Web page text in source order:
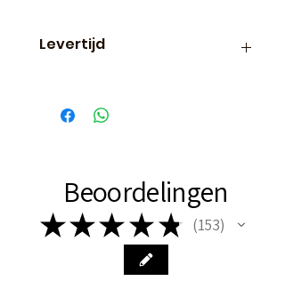
Levertijd
vaak de volgende dag al in
huis!
Beoordelingen
★★★ ★ ★ 153
153